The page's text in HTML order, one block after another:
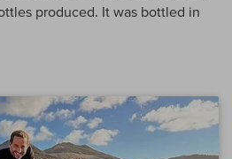
produced. It was bottled in